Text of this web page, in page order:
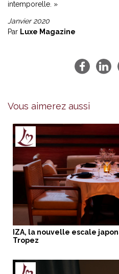
intemporelle. »
Janvier 2020
Par Luxe Magazine
Vous aimerez aussi
IZA, la nouvelle escale
Tropez